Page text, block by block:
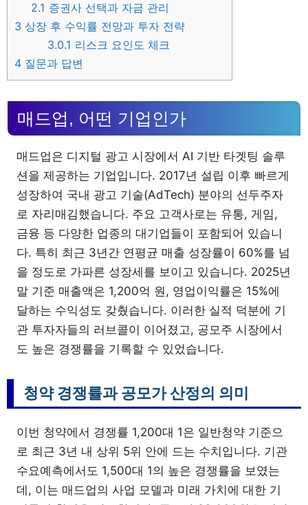
2.1 증권사 선택과 자금 관리
3 상장 후 수익률 전망과 투자 전략
3.0.1 리스크 요인도 체크
4 질문과 답변
매드업, 어떤 기업인가
매드업은 디지털 광고 시장에서 AI 기반 타겟팅 솔루
션을 제공하는 기업입니다. 2017년 설립 이후 빠르게
성장하여 국내 광고 기술(AdTech) 분야의 선두주자
로 자리매김했습니다. 주요 고객사로는 유통, 게임,
금융 등 다양한 업종의 대기업들이 포함되어 있습니
다. 특히 최근 3년간 연평균 매출 성장률이 60%를 넘
을 정도로 가파른 성장세를 보이고 있습니다. 2025년
말 기준 매출액은 1,200억 원, 영업이익률은 15%에
달하는 수익성도 갖췄습니다. 이러한 실적 덕분에 기
관 투자자들의 러브콜이 이어졌고, 공모주 시장에서
도 높은 경쟁률을 기록할 수 있었습니다.
청약 경쟁률과 공모가 산정의 의미
이번 청약에서 경쟁률 1,200대 1은 일반청약 기준으
로 최근 3년 내 상위 5위 안에 드는 수치입니다. 기관
수요예측에서도 1,500대 1의 높은 경쟁률을 보였는
데, 이는 매드업의 사업 모델과 미래 가치에 대한 기